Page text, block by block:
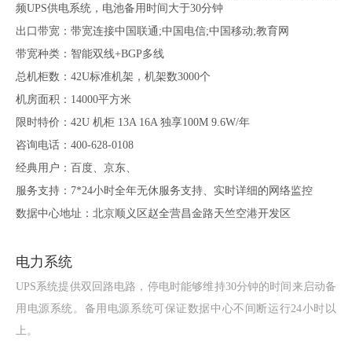
频UPS供电系统，电池备用时间大于30分钟
出口带宽：带宽连接中国联通;中国电信;中国移动;教育网
带宽种类：智能双线+BGP多线
总机柜数：42U标准机架，机架数3000个
机房面积：14000平方米
限时特价：42U 机柜 13A 16A 独享100M 9.6W/年
咨询电话：400-628-0108
经典用户：百度、京东、
服务支持：7*24小时全年无休服务支持、实时详细的网络监控
数据中心地址：北京顺义区赵全营昌金路天竺空港开发区
电力系统
UPS系统提供双回路电路，停电时能够维持30分钟的时间来启动备
用电源系统。备用电源系统可保证数据中心不间断运行24小时以
上。